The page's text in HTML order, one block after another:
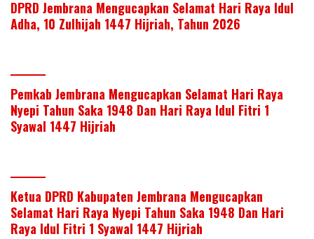
DPRD Jembrana Mengucapkan Selamat Hari Raya Idul
Adha, 10 Zulhijah 1447 Hijriah, Tahun 2026
Pemkab Jembrana Mengucapkan Selamat Hari Raya
Nyepi Tahun Saka 1948 Dan Hari Raya Idul Fitri 1
Syawal 1447 Hijriah
Ketua DPRD Kabupaten Jembrana Mengucapkan
Selamat Hari Raya Nyepi Tahun Saka 1948 Dan Hari
Raya Idul Fitri 1 Syawal 1447 Hijriah